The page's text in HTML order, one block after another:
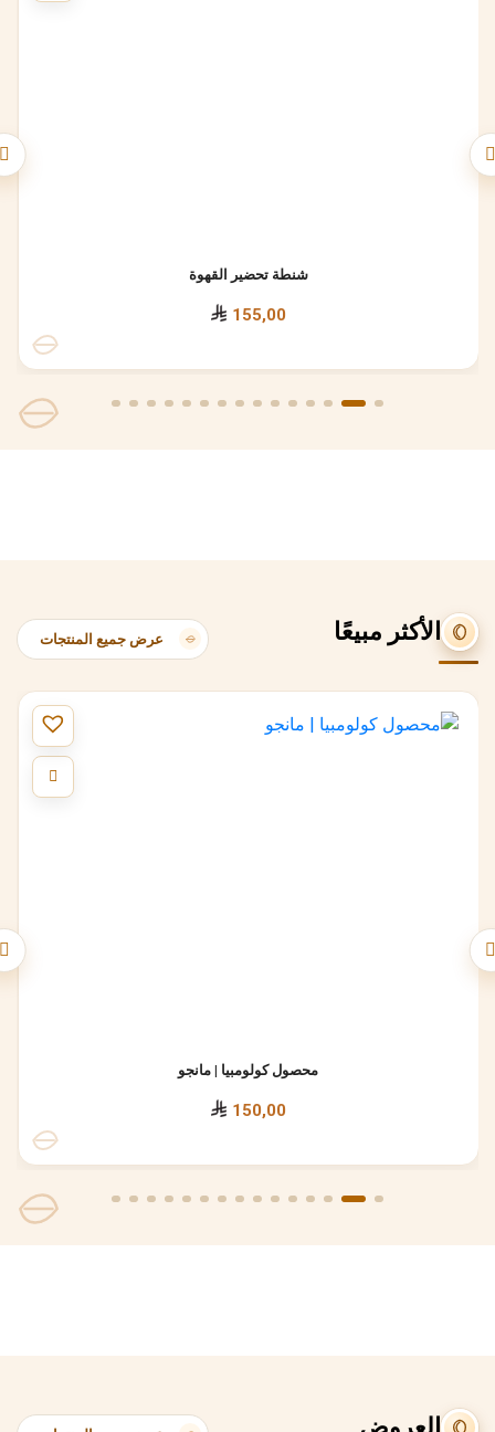
الأكثر مبيعًا عرض جميع المنتجات
محصول كولومبيا | مانجو
150,00